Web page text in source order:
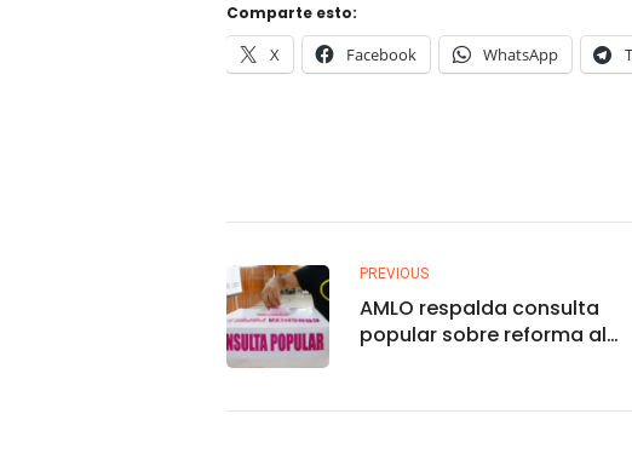
Comparte esto:
X Facebook WhatsApp
PREVIOUS
AMLO respalda consulta
popular sobre reforma al